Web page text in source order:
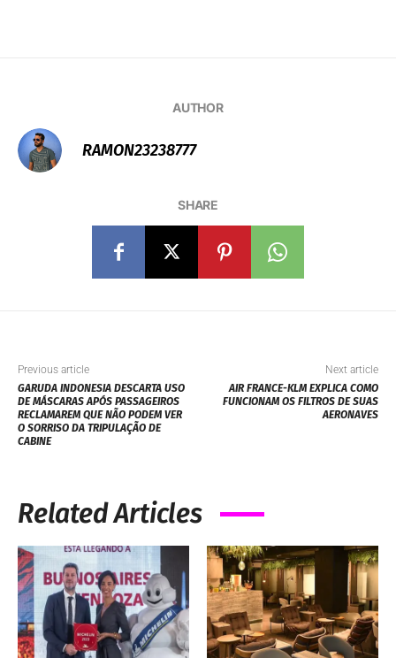
AUTHOR
RAMON23238777
SHARE
Previous article
GARUDA INDONESIA DESCARTA USO
DE MÁSCARAS APÓS PASSAGEIROS
RECLAMAREM QUE NÃO PODEM VER
O SORRISO DA TRIPULAÇÃO DE
CABINE
Next article
AIR FRANCE-KLM EXPLICA COMO
FUNCIONAM OS FILTROS DE SUAS
AERONAVES
Related Articles